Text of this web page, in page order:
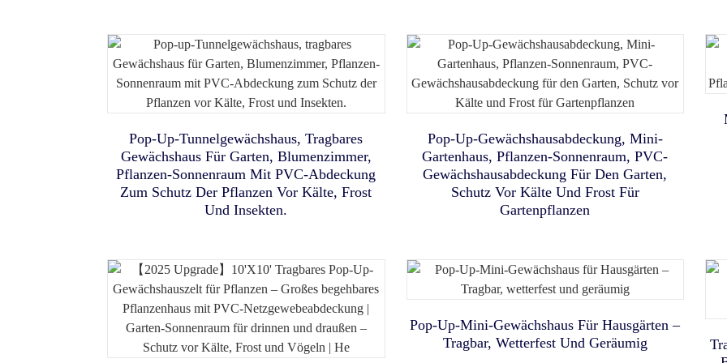
Haus Mit Herausnehmbarer
Matte, Indoor-Spielhaus Für
Kinder, Geschenk Im Galaxie-
Pop-Up-Verdunkelungszelt Für
Kleinkinder – 95 %
Lichtundurchlässigkeit,
Reißverschlusstüren,
Pop-Up-Babybett-Sichtschutzzelt
Für Kleinkinder – 2
Atmungsaktive Netzfenster &
Tragbare Tragetasche
Up-Moskitonetz Und
Sonnensegel Mit Tragetasche
Und Heringen Für Unterwegs
Tragbar Und Einfach
Aufzubauen – Ideal Für
Familien-Campingausflüge,
Gartenpartys Und Andere
Treffen Im Freien.
Spielzeug Und Tragetasche
Kaninchen
Hundehütte Mit Weicher
Transportbox, Kleiner Reisebox,
Matratze, Futternapf, 4
Heringen Und Tragetasche
Großzügiger, Dreistöckiger
Vielseitigem Katzenhaus,
Katzenleiter Und
Und Draußen
Pop-Up-Tunnelgewächshaus, Tragbares
Gewächshaus Für Garten, Blumenzimmer,
Pflanzen-Sonnenraum Mit PVC-Abdeckung
Zum Schutz Der Pflanzen Vor Kälte, Frost
Und Insekten.
Pop-Up-Gewächshausabdeckung, Mini-
Gartenhaus, Pflanzen-Sonnenraum, PVC-
Gewächshausabdeckung Für Den Garten,
Schutz Vor Kälte Und Frost Für
Gartenpflanzen
Pop-Up-Mini-Gewächshaus Für Hausgärten –
Tragbar, Wetterfest Und Geräumig